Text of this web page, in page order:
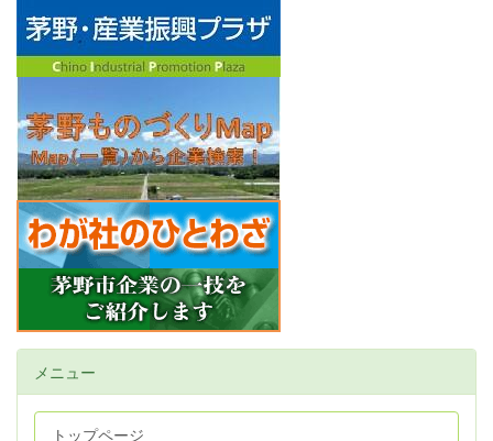
メニュー
トップページ